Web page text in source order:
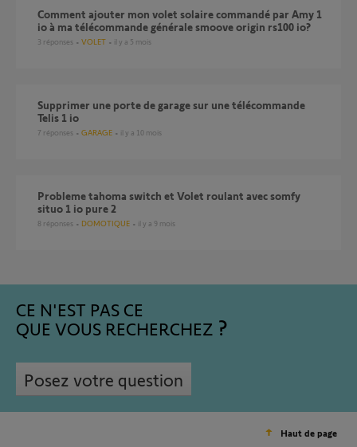
Comment ajouter mon volet solaire commandé par Amy 1
io à ma télécommande générale smoove origin rs100 io?
3 réponses VOLET il y a 5 mois
Supprimer une porte de garage sur une télécommande
Telis 1 io
7 réponses GARAGE il y a 10 mois
Probleme tahoma switch et Volet roulant avec somfy
situo 1 io pure 2
8 réponses DOMOTIQUE il y a 9 mois
CE N'EST PAS CE
QUE VOUS RECHERCHEZ
Posez votre question
Haut de page